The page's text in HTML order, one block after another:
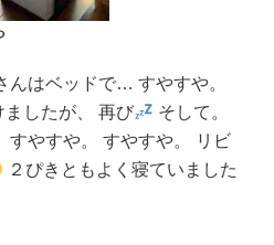
んはベッドで… すやすや。
したが、 再び
そして。
やすや。 すやすや。 リビ
２ぴきともよく寝ていました